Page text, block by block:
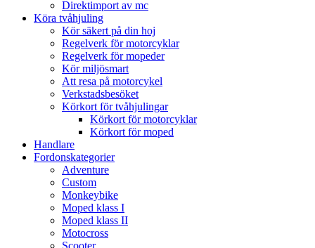
Direktimport av mc
Köra tvåhjuling
Kör säkert på din hoj
Regelverk för motorcyklar
Regelverk för mopeder
Kör miljösmart
Att resa på motorcykel
Verkstadsbesöket
Körkort för tvåhjulingar
Körkort för motorcyklar
Körkort för moped
Handlare
Fordonskategorier
Adventure
Custom
Monkeybike
Moped klass I
Moped klass II
Motocross
Scooter